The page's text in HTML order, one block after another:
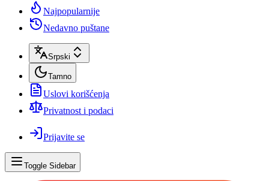
Najpopularnije
Nedavno puštane
Srpski
Tamno
Uslovi korišćenja
Privatnost i podaci
Prijavite se
Toggle Sidebar